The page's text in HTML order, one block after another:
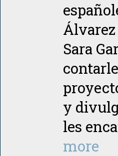
Sara
y
les
more